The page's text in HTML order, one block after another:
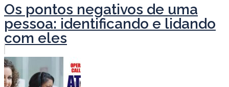
Os pontos negativos de uma
pessoa: identificando e lidando
com eles